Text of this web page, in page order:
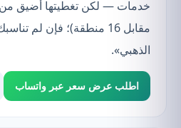
مقابل 16 منطقة)؛ فإن لم
الذهبي».
اطلب عرض سعر عبر واتساب